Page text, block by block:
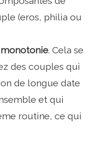
(eros, philia ou
monotonie. Cela se
des couples qui
de longue date
et qui
routine, ce qui